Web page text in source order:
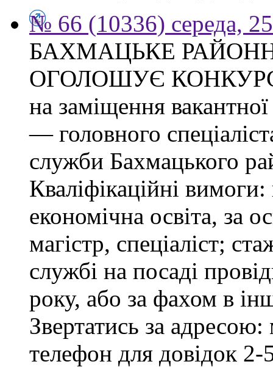
№ 66 (10336) середа,
БАХМАЦЬКЕ
ОГОЛОШУЄ
на заміщення
— головного
служби Бахмацького
Кваліфікаційні
економічна освіта, за
магістр, спеціаліст;
службі на посаді
року, або за фахом в
Звертатись за
телефон для довідок 2-